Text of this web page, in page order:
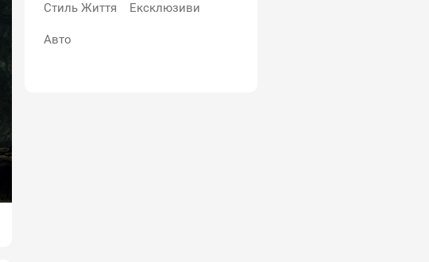
Стиль Життя Ексклюзиви
Авто